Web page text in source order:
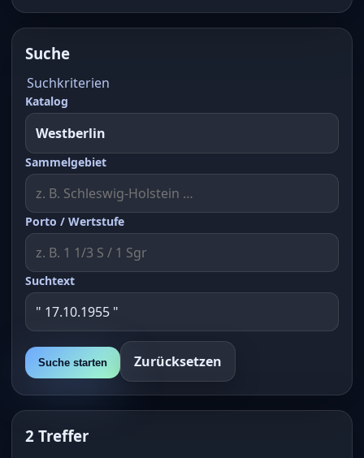
Suche
Suchkriterien
Katalog
Sammelgebiet
Porto / Wertstufe
Suchtext
Suche starten Zurücksetzen
2 Treffer